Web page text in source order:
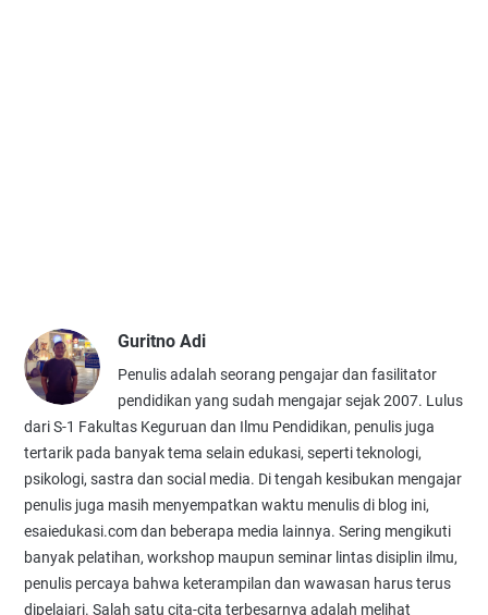
Guritno Adi
Penulis adalah seorang pengajar dan fasilitator
pendidikan yang sudah mengajar sejak 2007. Lulus
dari S-1 Fakultas Keguruan dan Ilmu Pendidikan, penulis juga
tertarik pada banyak tema selain edukasi, seperti teknologi,
psikologi, sastra dan social media. Di tengah kesibukan mengajar
penulis juga masih menyempatkan waktu menulis di blog ini,
esaiedukasi.com dan beberapa media lainnya. Sering mengikuti
banyak pelatihan, workshop maupun seminar lintas disiplin ilmu,
penulis percaya bahwa keterampilan dan wawasan harus terus
dipelajari. Salah satu cita-cita terbesarnya adalah melihat